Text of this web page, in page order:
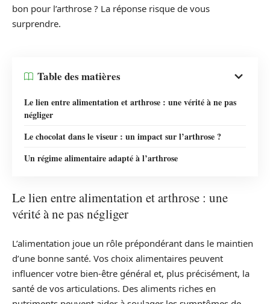
bon pour l’arthrose ? La réponse risque de vous
surprendre.
Table des matières
Le lien entre alimentation et arthrose : une vérité à ne pas
négliger
Le chocolat dans le viseur : un impact sur l’arthrose ?
Un régime alimentaire adapté à l’arthrose
Le lien entre alimentation et arthrose : une
vérité à ne pas négliger
L’alimentation joue un rôle prépondérant dans le maintien
d’une bonne santé. Vos choix alimentaires peuvent
influencer votre bien-être général et, plus précisément, la
santé de vos articulations. Des aliments riches en